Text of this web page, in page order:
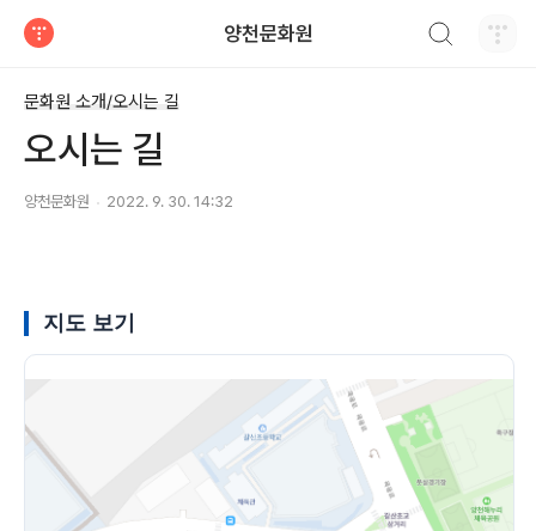
양천문화원
문화원 소개/오시는 길
오시는 길
양천문화원 2022. 9. 30. 14:32
지도 보기